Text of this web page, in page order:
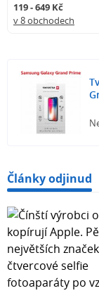
119 - 649 Kč
v 8 obchodech
Články odjinud